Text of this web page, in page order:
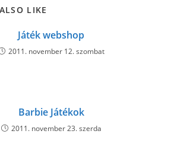
LIKE
Játék webshop
2011. november 12. szombat
Barbie Játékok
2011. november 23. szerda